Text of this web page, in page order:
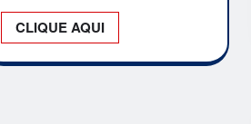
CLIQUE AQUI